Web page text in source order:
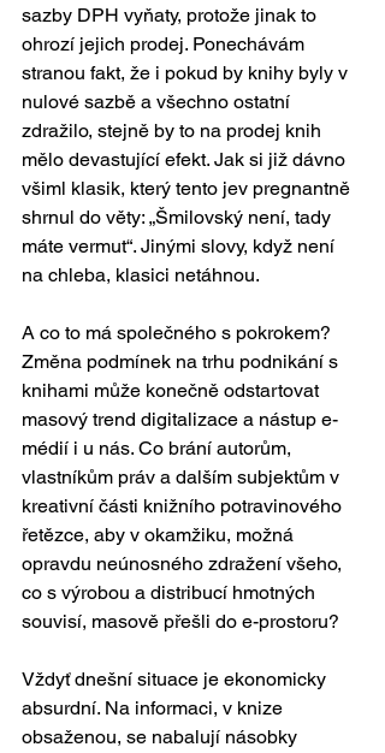
sazby DPH vyňaty, protože jinak to
ohrozí jejich prodej. Ponechávám
stranou fakt, že i pokud by knihy byly v
nulové sazbě a všechno ostatní
zdražilo, stejně by to na prodej knih
mělo devastující efekt. Jak si již dávno
všiml klasik, který tento jev pregnantně
shrnul do věty: „Šmilovský není, tady
máte vermut“. Jinými slovy, když není
na chleba, klasici netáhnou.
A co to má společného s pokrokem?
Změna podmínek na trhu podnikání s
knihami může konečně odstartovat
masový trend digitalizace a nástup e-
médií i u nás. Co brání autorům,
vlastníkům práv a dalším subjektům v
kreativní části knižního potravinového
řetězce, aby v okamžiku, možná
opravdu neúnosného zdražení všeho,
co s výrobou a distribucí hmotných
souvisí, masově přešli do e-prostoru?
Vždyť dnešní situace je ekonomicky
absurdní. Na informaci, v knize
obsaženou, se nabalují násobky